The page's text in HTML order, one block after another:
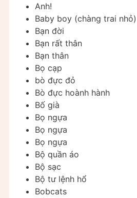
Anh!
Baby boy (chàng trai nhỏ)
Bạn đời
Bạn rất thân
Bạn thân
Bọ cạp
bò đực đỏ
Bò đực hoành hành
Bố già
Bọ ngựa
Bọ ngựa
Bọ ngựa
Bộ quần áo
Bộ sạc
Bộ tư lệnh hổ
Bobcats